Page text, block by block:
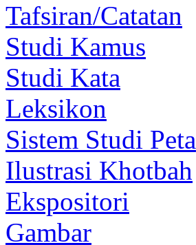
Tafsiran/Catatan
Studi Kamus
Studi Kata
Leksikon
Sistem Studi Peta
Ilustrasi Khotbah
Ekspositori
Gambar